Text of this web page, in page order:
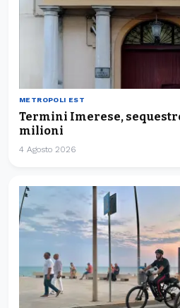
METROPOLI EST
Termini Imerese,
milioni
4 Agosto 2026